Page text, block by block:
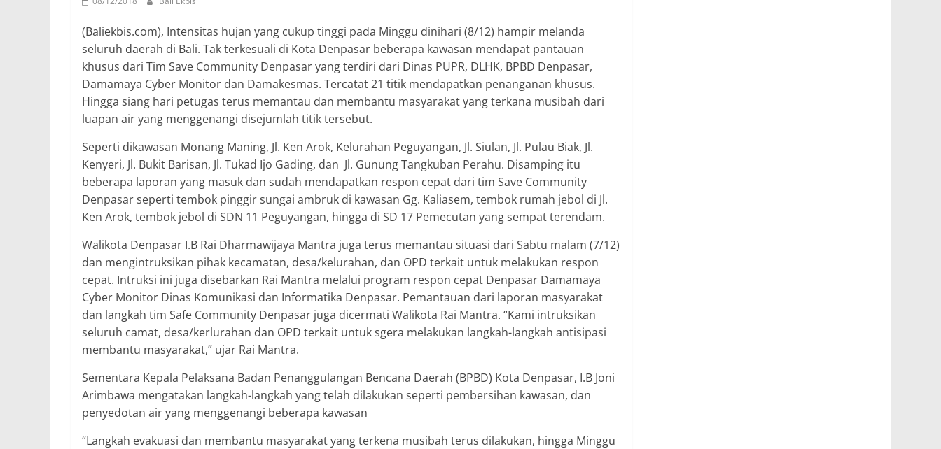
(Baliekbis.com), Intensitas hujan yang cukup tinggi pada Minggu dinihari (8/12) hampir melanda
seluruh daerah di Bali. Tak terkesuali di Kota Denpasar beberapa kawasan mendapat pantauan
khusus dari Tim Save Community Denpasar yang terdiri dari Dinas PUPR, DLHK, BPBD Denpasar,
Damamaya Cyber Monitor dan Damakesmas. Tercatat 21 titik mendapatkan penanganan khusus.
Hingga siang hari petugas terus memantau dan membantu masyarakat yang terkana musibah dari
luapan air yang menggenangi disejumlah titik tersebut.
Seperti dikawasan Monang Maning, Jl. Ken Arok, Kelurahan Peguyangan, Jl. Siulan, Jl. Pulau Biak, Jl.
Kenyeri, Jl. Bukit Barisan, Jl. Tukad Ijo Gading, dan Jl. Gunung Tangkuban Perahu. Disamping itu
beberapa laporan yang masuk dan sudah mendapatkan respon cepat dari tim Save Community
Denpasar seperti tembok pinggir sungai ambruk di kawasan Gg. Kaliasem, tembok rumah jebol di Jl.
Ken Arok, tembok jebol di SDN 11 Peguyangan, hingga di SD 17 Pemecutan yang sempat terendam.
Walikota Denpasar I.B Rai Dharmawijaya Mantra juga terus memantau situasi dari Sabtu malam (7/12)
dan mengintruksikan pihak kecamatan, desa/kelurahan, dan OPD terkait untuk melakukan respon
cepat. Intruksi ini juga disebarkan Rai Mantra melalui program respon cepat Denpasar Damamaya
Cyber Monitor Dinas Komunikasi dan Informatika Denpasar. Pemantauan dari laporan masyarakat
dan langkah tim Safe Community Denpasar juga dicermati Walikota Rai Mantra. “Kami intruksikan
seluruh camat, desa/kerlurahan dan OPD terkait untuk sgera melakukan langkah-langkah antisipasi
membantu masyarakat,” ujar Rai Mantra.
Sementara Kepala Pelaksana Badan Penanggulangan Bencana Daerah (BPBD) Kota Denpasar, I.B Joni
Arimbawa mengatakan langkah-langkah yang telah dilakukan seperti pembersihan kawasan, dan
penyedotan air yang menggenangi beberapa kawasan
“Langkah evakuasi dan membantu masyarakat yang terkena musibah terus dilakukan, hingga Minggu